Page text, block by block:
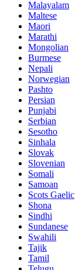
Malayalam
Maltese
Maori
Marathi
Mongolian
Burmese
Nepali
Norwegian
Pashto
Persian
Punjabi
Serbian
Sesotho
Sinhala
Slovak
Slovenian
Somali
Samoan
Scots Gaelic
Shona
Sindhi
Sundanese
Swahili
Tajik
Tamil